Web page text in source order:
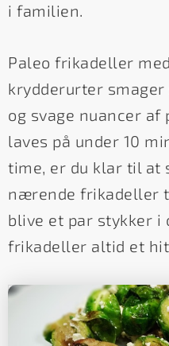
i familien.
Paleo frikadeller
krydderurter
og svage nuancer af
laves på under 10
time, er du klar til at
nærende frikadeller
blive et par stykker i
frikadeller altid et hit